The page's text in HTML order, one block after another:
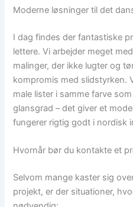
Moderne løsninger til det
I dag findes der fantastiske
lettere. Vi arbejder meget
malinger, der ikke lugter og
kompromis med slidstyrken.
male lister i samme farve
glansgrad – det giver et
fungerer rigtig godt i nordisk
Hvornår bør du kontakte et
Selvom mange kaster sig
projekt, er der situationer,